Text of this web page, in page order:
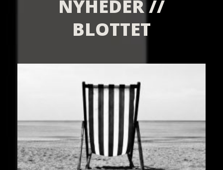
NYHEDER //
BLOTTET